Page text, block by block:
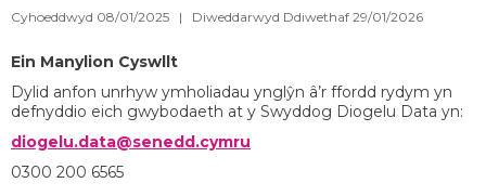
Cyhoeddwyd 08/01/2025 | Diweddarwyd Ddiwethaf 29/01/2026
Ein Manylion Cyswllt
Dylid anfon unrhyw ymholiadau ynglŷn â’r ffordd rydym yn
defnyddio eich gwybodaeth at y Swyddog Diogelu Data yn:
diogelu.data@senedd.cymru
0300 200 6565